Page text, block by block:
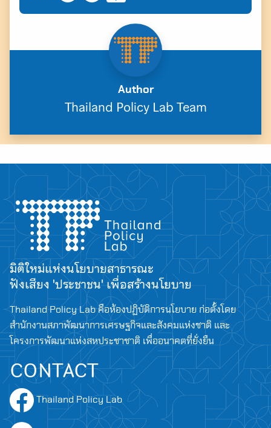
Author
Thailand Policy Lab Team
มิติใหม่แห่งนโยบายสาธารณะ
ฟังเสียง 'ประชาชน' เพื่อสร้างนโยบาย
Thailand Policy Lab คือห้องปฏิบัติการนโยบาย ก่อตั้งโดย
สำนักงานสภาพัฒนาการเศรษฐกิจและสังคมแห่งชาติ และ
โครงการพัฒนาแห่งสหประชาชาติ เพื่ออนาคตที่ยั่งยืน
CONTACT
Thailand Policy Lab